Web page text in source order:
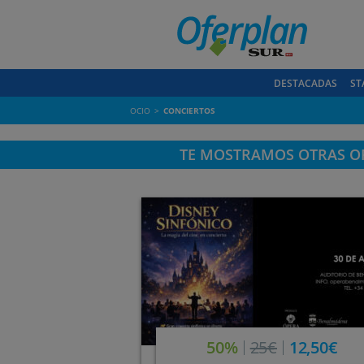
DESTACADAS
OCIO CONCIERTOS
TE MOSTRAMOS OTRAS
50% 25€ 12,50€